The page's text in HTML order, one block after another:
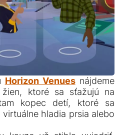
Horizon Venuesnájdeme
žien, ktoré sa sťažujú na
kopec detí, ktoré sa
hladia prsia alebo